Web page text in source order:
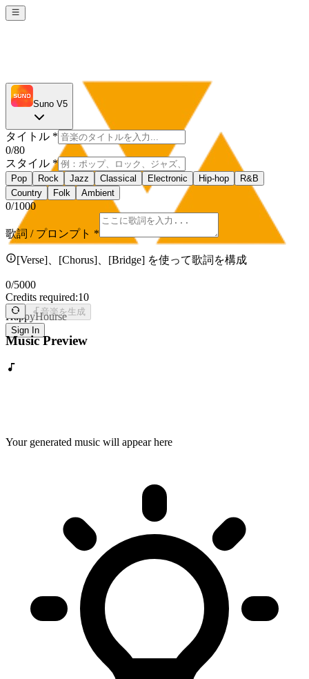
HappyHourse
Sign In
Suno V5
タイトル *
0/80
スタイル *
Pop Rock Jazz Classical Electronic Hip-hop
R&B
Country
Folk Ambient
0/1000
歌詞 / プロンプト *
[Verse]、[Chorus]、[Bridge] を使って歌詞を構成
0/5000
Credits required:10
音楽を生成
Music Preview
Your generated music will appear here